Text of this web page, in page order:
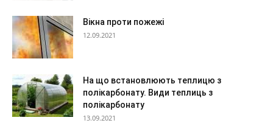
Вікна проти пожежі
12.09.2021
На що встановлюють теплицю з
полікарбонату. Види теплиць з
полікарбонату
13.09.2021